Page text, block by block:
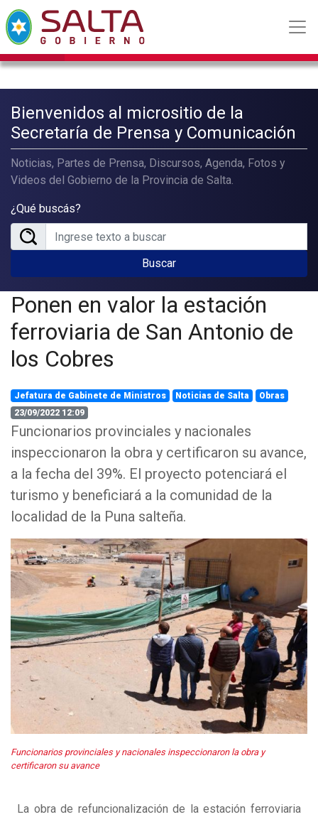
Bienvenidos al micrositio de la
Secretaría de Prensa y Comunicación
Noticias, Partes de Prensa, Discursos, Agenda, Fotos y
Videos del Gobierno de la Provincia de Salta.
¿Qué buscás?
Buscar
Ponen en valor la estación
ferroviaria de San Antonio de
los Cobres
Jefatura de Gabinete de Ministros Noticias de Salta
Obras
23/09/2022 12:09
Funcionarios provinciales y nacionales
inspeccionaron la obra y certificaron su avance,
a la fecha del 39%. El proyecto potenciará el
turismo y beneficiará a la comunidad de la
localidad de la Puna salteña.
Funcionarios provinciales y nacionales inspeccionaron la obra y
certificaron su avance
La obra de refuncionalización de la estación ferroviaria